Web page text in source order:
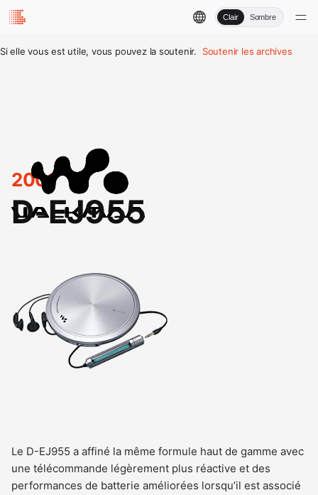
Clair Sombre
Si elle vous est utile, vous pouvez la soutenir. Soutenir les archives
2001
D-EJ955
Le D-EJ955 a affiné la même formule haut de gamme avec
une télécommande légèrement plus réactive et des
performances de batterie améliorées lorsqu’il est associé